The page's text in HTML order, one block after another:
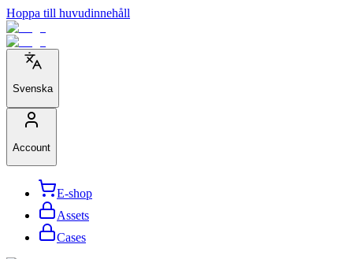
Hoppa till huvudinnehåll
Svenska
Account
E-shop
Assets
Cases